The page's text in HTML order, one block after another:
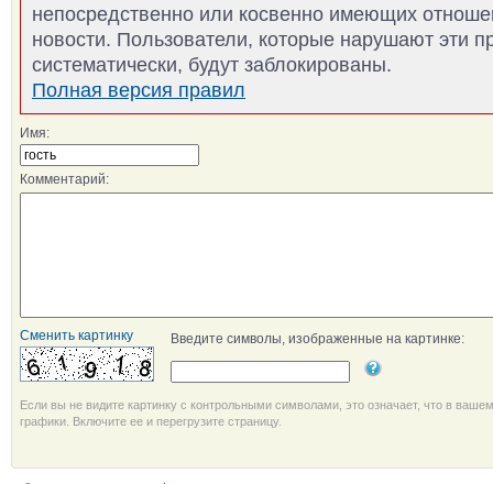
непосредственно или косвенно имеющих
новости. Пользователи, которые нарушают эти
систематически, будут заблокированы.
Полная версия правил
Имя:
Комментарий:
Сменить картинку Введите символы, изображенные на картинке:
Если вы не видите картинку с контрольными символами, это означает, что в
графики. Включите ее и перегрузите страницу.